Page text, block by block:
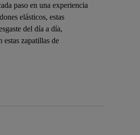
paso en una experiencia
elásticos, estas
del día a día,
estas zapatillas de